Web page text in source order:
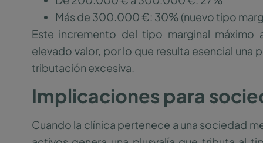
Más de 300.000 €: 30% (nuevo tipo
Este incremento del tipo marginal máximo
elevado valor, por lo que resulta esencial una
tributación excesiva.
Implicaciones para
Cuando la clínica pertenece a una sociedad